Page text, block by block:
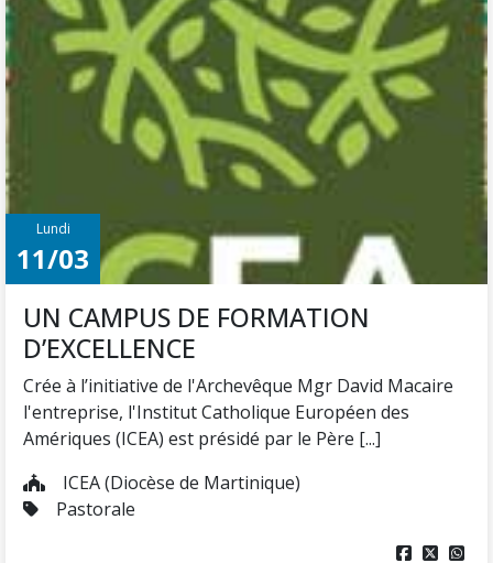
Lundi
11/03
UN CAMPUS DE FORMATION
D’EXCELLENCE
Crée à l’initiative de l'Archevêque Mgr David Macaire
l'entreprise, l'Institut Catholique Européen des
Amériques (ICEA) est présidé par le Père [...]
ICEA (Diocèse de Martinique)
Pastorale
  